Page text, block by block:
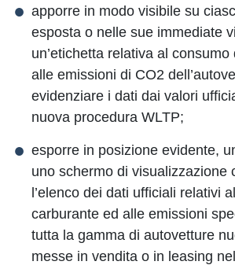
apporre in modo visibile su
esposta o nelle sue immediate
un’etichetta relativa al
alle emissioni di CO2
evidenziare i dati dai valori
nuova procedura WLTP;
esporre in posizione evidente,
uno schermo di visualizzazione
l’elenco dei dati ufficiali relativi
carburante ed alle emissioni
tutta la gamma di autovetture
messe in vendita o in leasing